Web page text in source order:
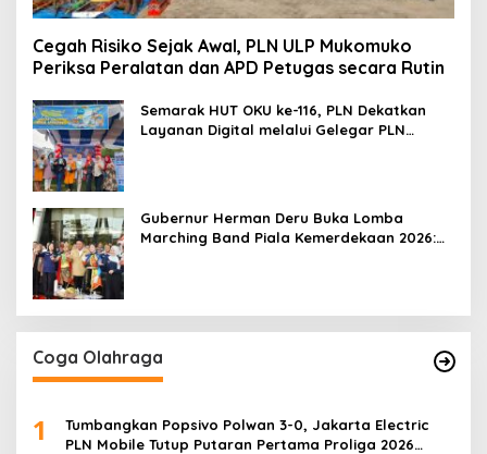
Cegah Risiko Sejak Awal, PLN ULP Mukomuko
Periksa Peralatan dan APD Petugas secara Rutin
Semarak HUT OKU ke-116, PLN Dekatkan
Layanan Digital melalui Gelegar PLN
Gubernur Herman Deru Buka Lomba
Marching Band Piala Kemerdekaan 2026:
Coga Olahraga
1
Tumbangkan Popsivo Polwan 3-0, Jakarta Electric
PLN Mobile Tutup Putaran Pertama Proliga 2026